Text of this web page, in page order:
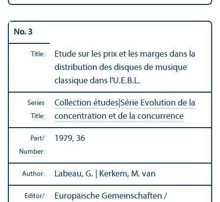
No. 3
Title:
Etude sur les prix et les marges dans la
distribution des disques de musique
classique dans l'U.E.B.L.
Series
Title:
Collection études Série Evolution de la
concentration et de la concurrence
Part/
Number:
1979, 36
Author: Labeau, G. | Kerkem, M. van
Editor/
Europäische Gemeinschaften /